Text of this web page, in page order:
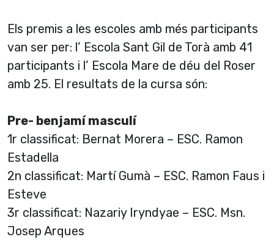
Els premis a les escoles amb més participants
van ser per: l’ Escola Sant Gil de Torà amb 41
participants i l’ Escola Mare de déu del Roser
amb 25. El resultats de la cursa són:
Pre- benjamí masculí
1r classificat: Bernat Morera – ESC. Ramon
Estadella
2n classificat: Martí Gumà – ESC. Ramon Faus i
Esteve
3r classificat: Nazariy Iryndyae – ESC. Msn.
Josep Arques